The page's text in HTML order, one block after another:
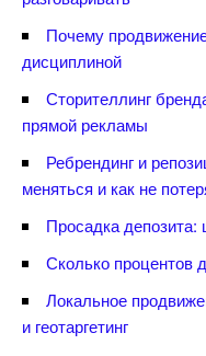
Почему
дисциплиной
Сторителлинг
прямой рекламы
Ребрендинг и
меняться и как не
Просадка депозита:
Сколько процентов
Локальное
и геотаргетин